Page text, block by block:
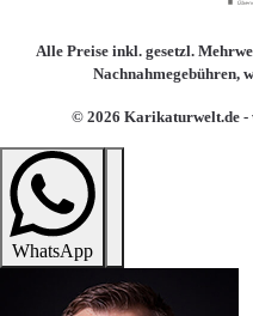
© 2026 Karikaturwelt.de -
Alle Preise inkl. gesetzl.
Nachnahmegebühren,
WhatsApp